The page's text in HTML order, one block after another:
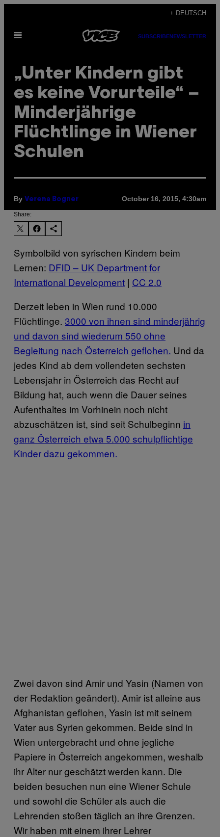
content
+ DEUTSCH
Open
SUBSCRIBENEWSLETTER
„Unter Kindern gibt
es keine Vorurteile“ –
Minderjährige
Flüchtlinge in Wiener
Schulen
By Verena Bogner October 16, 2015, 4:30am
Share:
Symbolbild von syrischen Kindern beim
Lernen: DFID – UK Department for
International Development | CC 2.0
Derzeit leben in Wien rund 10.000
Flüchtlinge. 3000 von ihnen sind minderjährig
und davon sind wiederum 550 ohne
Begleitung nach Österreich geflohen. Und da
jedes Kind ab dem vollendeten sechsten
Lebensjahr in Österreich das Recht auf
Bildung hat, auch wenn die Dauer seines
Aufenthaltes im Vorhinein noch nicht
abzuschätzen ist, sind seit Schulbeginn in
ganz Österreich etwa 5.000 schulpflichtige
Kinder dazu gekommen.
Zwei davon sind Amir und Yasin (Namen von
der Redaktion geändert). Amir ist alleine aus
Afghanistan geflohen, Yasin ist mit seinem
Vater aus Syrien gekommen. Beide sind in
Wien untergebracht und ohne jegliche
Papiere in Österreich angekommen, weshalb
ihr Alter nur geschätzt werden kann. Die
beiden besuchen nun eine Wiener Schule
und sowohl die Schüler als auch die
Lehrenden stoßen täglich an ihre Grenzen.
Wir haben mit einem ihrer Lehrer